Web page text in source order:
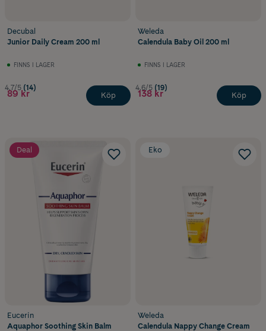
Decubal
Junior Daily Cream 200 ml
FINNS I LAGER
4.7/5 (14)
89 kr Köp
Weleda
Calendula Baby Oil 200 ml
FINNS I LAGER
4.6/5 (19)
138 kr Köp
Deal
Eucerin
Aquaphor Soothing Skin Balm
Eko
Weleda
Calendula Nappy Change Cream